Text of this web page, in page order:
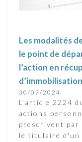
Les modalités
le point de
l’action en
d’immobilisation
30/07/2024
L’article 2224
actions
prescrivent par
le titulaire d'un